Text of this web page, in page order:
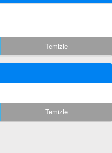
Temizle
Temizle